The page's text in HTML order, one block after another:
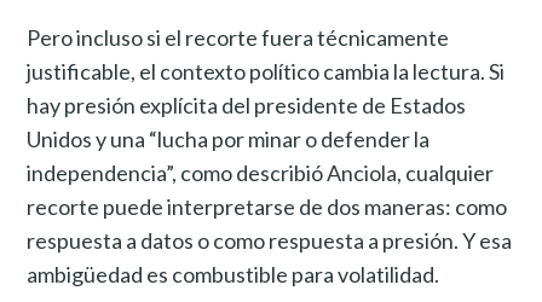
Pero incluso si el recorte fuera técnicamente
justificable, el contexto político cambia la lectura. Si
hay presión explícita del presidente de Estados
Unidos y una “lucha por minar o defender la
independencia”, como describió Anciola, cualquier
recorte puede interpretarse de dos maneras: como
respuesta a datos o como respuesta a presión. Y esa
ambigüedad es combustible para volatilidad.